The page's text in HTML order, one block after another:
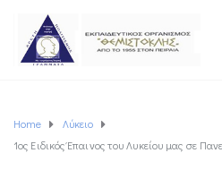
Home
Λύκειο
1oς Ειδικός Έπαινος του Λυκείου μας σε